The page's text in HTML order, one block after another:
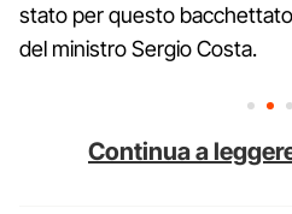
stato per questo
del ministro Sergio Costa.
Continua a